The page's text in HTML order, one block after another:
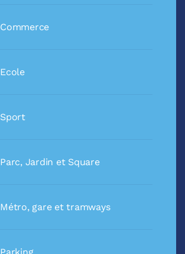
Commerce
Ecole
Sport
Parc, Jardin et Square
Métro, gare et tramways